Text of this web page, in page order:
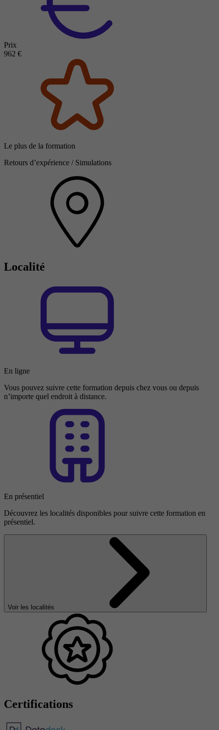
Prix
962 €
Le plus de la formation
Retours d’expérience / Simulations
Localité
En ligne
Vous pouvez suivre cette formation depuis chez vous ou depuis
n’importe quel endroit à distance.
En présentiel
Découvrez les localités disponibles pour suivre cette formation en
présentiel.
Voir les localités
Certifications